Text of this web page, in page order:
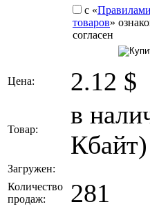
с «
товаров»
согласен
Цена: 2.12 $
Товар:
в
Кбайт)
Загружен:
Количество
продаж:
281